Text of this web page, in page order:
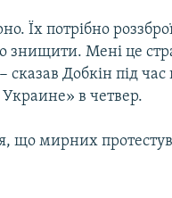
Їх потрібно
знищити. Мені це
Добкін під час
в четвер.
що мирних